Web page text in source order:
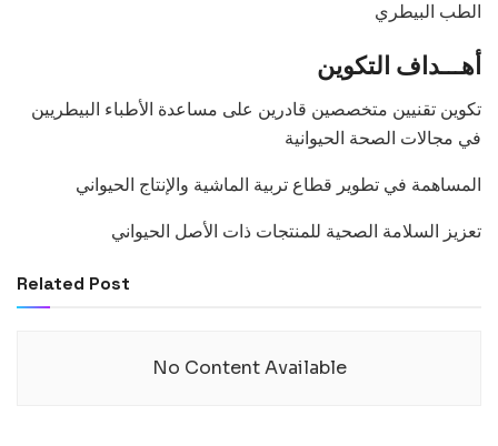
الطب البيطري
أهـــداف التكوين
تكوين تقنيين متخصصين قادرين على مساعدة الأطباء البيطريين
في مجالات الصحة الحيوانية
المساهمة في تطوير قطاع تربية الماشية والإنتاج الحيواني
تعزيز السلامة الصحية للمنتجات ذات الأصل الحيواني
Related Post
No Content Available